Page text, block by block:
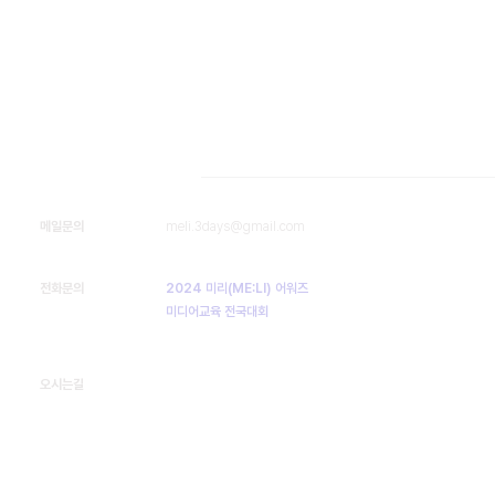
메일문의 meli.3days@gmail.com
전화문의 2024 미리(ME:LI) 어워즈
미디어교육 전국대회
​오시는길